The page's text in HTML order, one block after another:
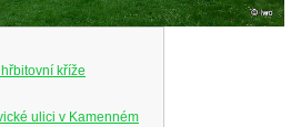
kříže
ulici v Kamenném